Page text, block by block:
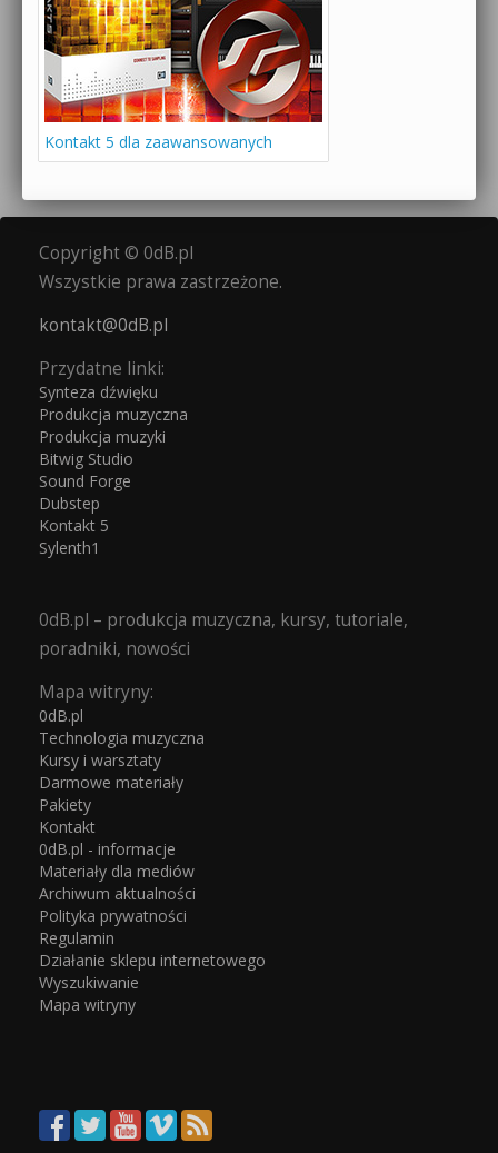
Kontakt 5 dla zaawansowanych
Copyright © 0dB.pl
Wszystkie prawa zastrzeżone.
kontakt@0dB.pl
Przydatne linki:
Synteza dźwięku
Produkcja muzyczna
Produkcja muzyki
Bitwig Studio
Sound Forge
Dubstep
Kontakt 5
Sylenth1
0dB.pl – produkcja muzyczna, kursy, tutoriale,
poradniki, nowości
Mapa witryny:
0dB.pl
Technologia muzyczna
Kursy i warsztaty
Darmowe materiały
Pakiety
Kontakt
0dB.pl - informacje
Materiały dla mediów
Archiwum aktualności
Polityka prywatności
Regulamin
Działanie sklepu internetowego
Wyszukiwanie
Mapa witryny